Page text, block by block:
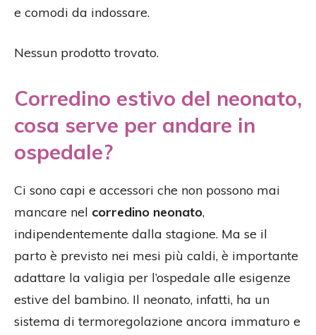
e comodi da indossare.
Nessun prodotto trovato.
Corredino estivo del neonato,
cosa serve per andare in
ospedale?
Ci sono capi e accessori che non possono mai
mancare nel corredino neonato,
indipendentemente dalla stagione. Ma se il
parto è previsto nei mesi più caldi, è importante
adattare la valigia per l’ospedale alle esigenze
estive del bambino. Il neonato, infatti, ha un
sistema di termoregolazione ancora immaturo e